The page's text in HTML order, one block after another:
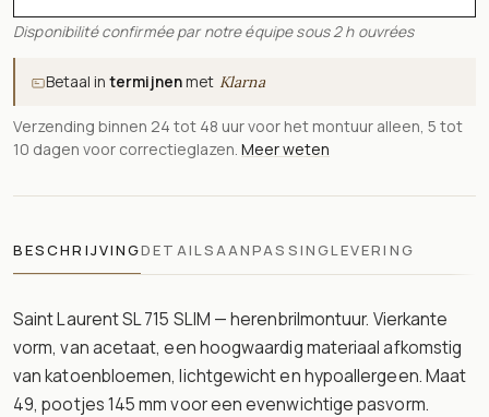
Disponibilité confirmée par notre équipe sous 2 h ouvrées
Betaal intermijnenmet Klarna
Verzending binnen 24 tot 48 uur voor het montuur alleen, 5 tot
10 dagen voor correctieglazen. Meer weten
BESCHRIJVINGDETAILSAANPASSINGLEVERING
Saint Laurent SL 715 SLIM — herenbrilmontuur. Vierkante
vorm, van acetaat, een hoogwaardig materiaal afkomstig
van katoenbloemen, lichtgewicht en hypoallergeen. Maat
49, pootjes 145 mm voor een evenwichtige pasvorm.